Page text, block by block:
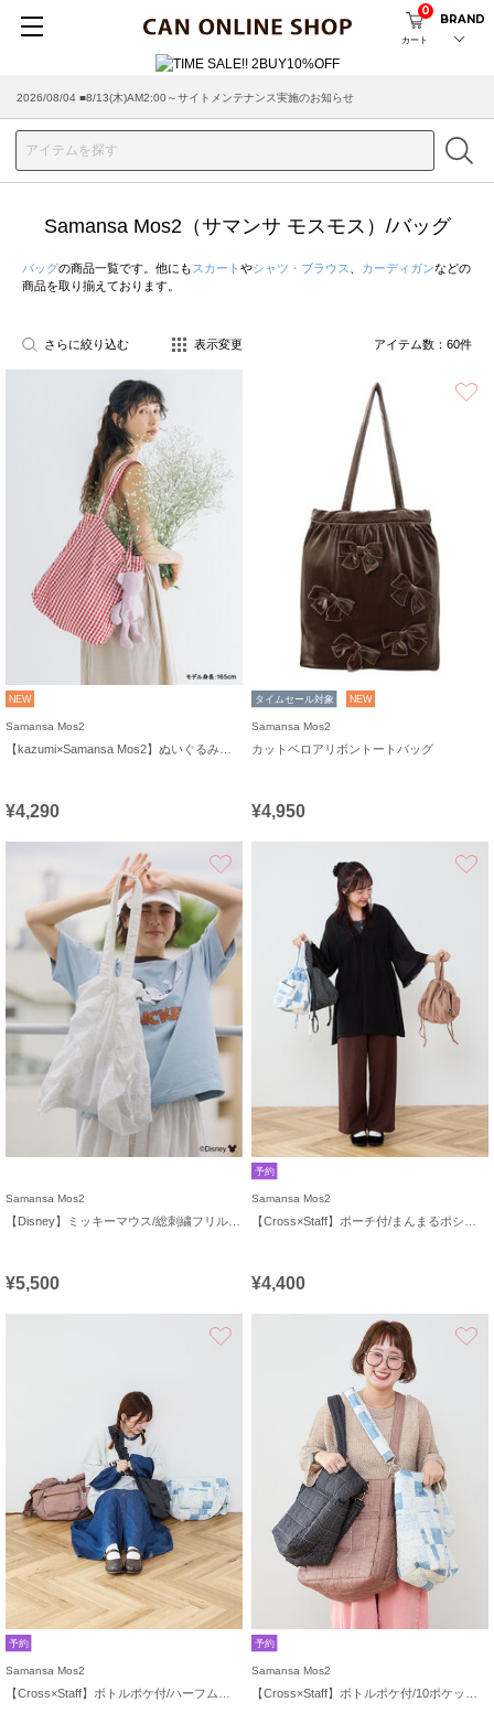
カート
0
BRAND
2026/08/04 ■8/13(木)AM2:00～サイトメンテナンス実施のお知らせ
2026/07/29 ■【お知らせ】ヤマト運輸の配送遅延・停止について
Samansa Mos2（サマンサ モスモス）/バッグ
バッグの商品一覧です。他にも スカート やシャツ・ブラウス カーディガンなどの
商品を取り揃えております。
さらに絞り込む 表示変更 アイテム数： 60件
NEW
Samansa Mos2
¥4,290
タイムセール対象 NEW
Samansa Mos2
カットベロアリボントートバッグ
¥4,950
Samansa Mos2
¥5,500
予約
Samansa Mos2
¥4,400
予約
Samansa Mos2
予約
Samansa Mos2